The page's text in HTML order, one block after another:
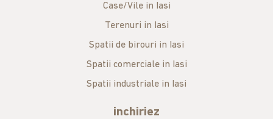
Case/Vile in Iasi
Terenuri in Iasi
Spatii de birouri in Iasi
Spatii comerciale in Iasi
Spatii industriale in Iasi
inchiriez